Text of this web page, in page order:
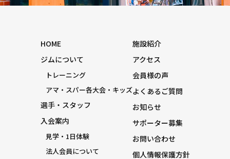
HOME
ジムについて
トレーニング
アマ・スパー各大会・キッズ
選手・スタッフ
入会案内
見学・1日体験
法人会員について
施設紹介
アクセス
会員様の声
よくあるご質問
お知らせ
サポーター募集
お問い合わせ
個人情報保護方針